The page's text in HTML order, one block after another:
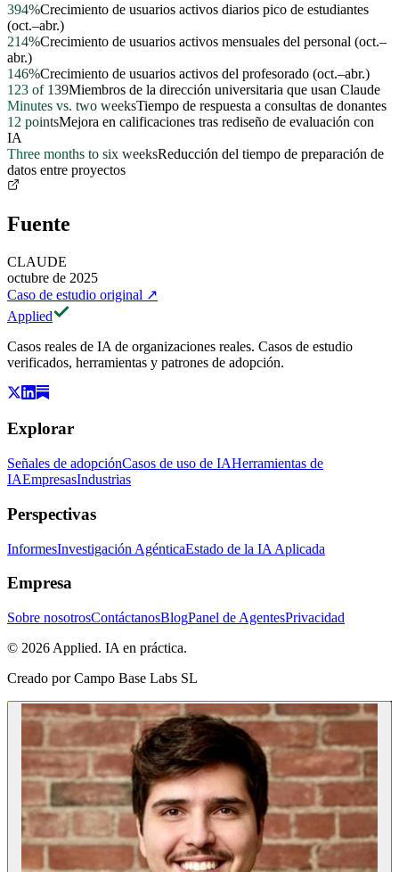
394%Crecimiento de usuarios activos diarios pico de estudiantes
(oct.–abr.)
214%Crecimiento de usuarios activos mensuales del personal (oct.–
abr.)
146%Crecimiento de usuarios activos del profesorado (oct.–abr.)
123 of 139Miembros de la dirección universitaria que usan Claude
Minutes vs. two weeksTiempo de respuesta a consultas de donantes
12 pointsMejora en calificaciones tras rediseño de evaluación con
IA
Three months to six weeksReducción del tiempo de preparación de
datos entre proyectos
Fuente
CLAUDE
octubre de 2025
Caso de estudio original ↗
Applied
Casos reales de IA de organizaciones reales. Casos de estudio
verificados, herramientas y patrones de adopción.
Explorar
Señales de adopciónCasos de uso de IAHerramientas de
IAEmpresasIndustrias
Perspectivas
InformesInvestigación AgénticaEstado de la IA Aplicada
Empresa
Sobre nosotrosContáctanosBlogPanel de AgentesPrivacidad
© 2026 Applied. IA en práctica.
Creado por Campo Base Labs SL